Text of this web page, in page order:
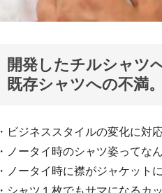
開発したチルシャツ
既存シャツへの不満。
・ビジネススタイルの変化に対
・ノータイ時のシャツ姿ってな
・ノータイ時に襟がジャケット
・シャツ１枚でもサマになるカ